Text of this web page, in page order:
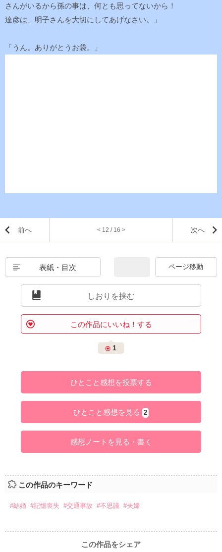
さんがいるから孫の事は、何とも思ってないから！
達彦は、明子さんを大切にしてあげなさい。」
「うん。ありがとうお袋。」
前へ < 12 / 16 > 次へ
表紙・目次
しおりを挟む
この作品にいいね！する
1
ひとこと感想を投票する
ひとこと感想を見る 2
感想ノートを見る・書く
この作品のキーワード
#結婚 #記憶喪失 #交通事故 #不思議 #夫婦
この作品をシェア